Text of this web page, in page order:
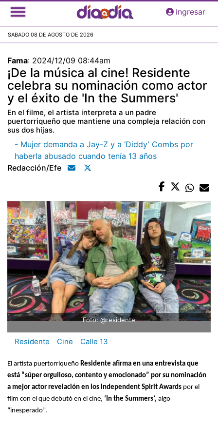
Pasar
al
principal
ingresar
SABADO 08 DE AGOSTO DE 2026
Fama: 2024/12/09 08:44am
¡De la música al cine! Residente
celebra su nominación como actor
y el éxito de 'In the Summers'
En el filme, el artista interpreta a un padre
puertorriqueño que mantiene una compleja relación con
sus dos hijas.
- Mujer demanda a Jay-Z y a ‘Diddy’ Combs por
haberla abusado cuando tenía 13 años
Redacción/efe
Foto: @residente
Residente Cine Calle 13
El artista puertorriqueño Residente afirma en una entrevista que
está “súper orgulloso, contento y emocionado” por su nominación
a mejor actor revelación en los Independent Spirit Awards por el
film con el que debutó en el cine, ‘In the Summers’, algo
“inesperado”.